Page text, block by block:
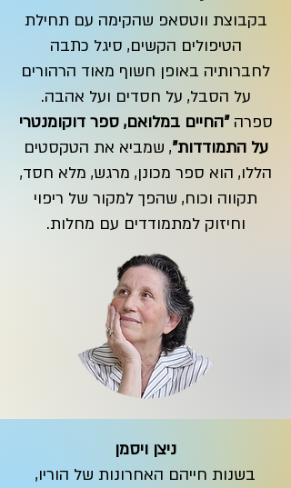
בקבוצת ווטסאפ שהקימה עם תחילת
הטיפולים הקשים, סיגל כתבה
לחברותיה באופן חשוף מאוד הרהורים
על הסבל, על חסדים ועל אהבה.
ספרה"החיים במלואם, ספר דוקומנטרי
על התמודדות", שמביא את הטקסטים
הללו, הוא ספר מכונן, מרגש, מלא חסד,
תקווה וכוח, שהפך למקור של ריפוי
וחיזוק למתמודדים עם מחלות.
ניצן ויסמן
בשנות חייהם האחרונות של הוריו,